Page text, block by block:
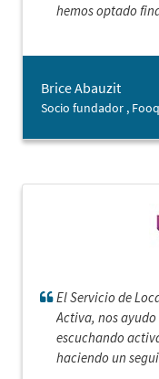
hemos optado
Brice Abauzit
Socio fundador ,
El Servicio de
Activa, nos
escuchando
haciendo un